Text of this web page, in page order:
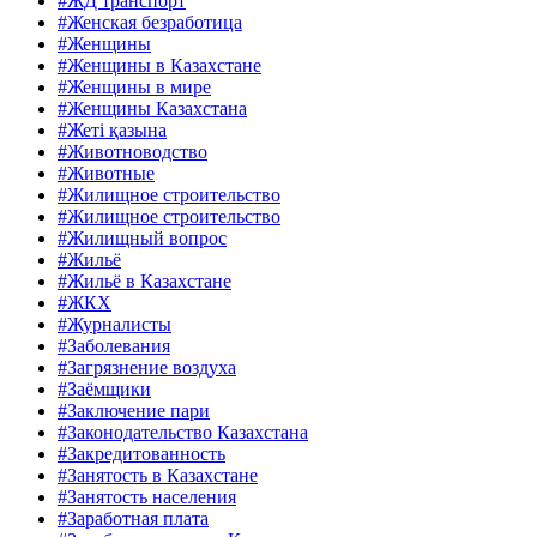
#Женская безработица
#Женщины
#Женщины в Казахстане
#Женщины в мире
#Женщины Казахстана
#Жеті қазына
#Животноводство
#Животные
#Жилищное строительство
#Жилищное строительство
#Жилищный вопрос
#Жильё
#Жильё в Казахстане
#ЖКХ
#Журналисты
#Заболевания
#Загрязнение воздуха
#Заёмщики
#Заключение пари
#Законодательство Казахстана
#Закредитованность
#Занятость в Казахстане
#Занятость населения
#Заработная плата